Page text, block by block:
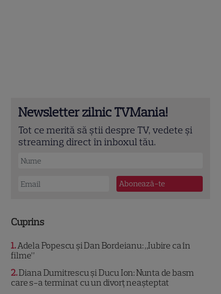
Newsletter zilnic TVMania!
Tot ce merită să știi despre TV, vedete și
streaming direct în inboxul tău.
Cuprins
1 Adela Popescu și Dan Bordeianu: „Iubire ca în
filme”
2 Diana Dumitrescu și Ducu Ion: Nunta de basm
care s-a terminat cu un divorț neașteptat